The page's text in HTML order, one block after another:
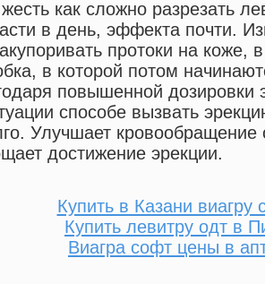
жесть как сложно разрезать
в день, эффекта почти.
протоки на коже, в
в которой потом
повышенной дозировки
способе вызвать
Улучшает кровообращение
достижение эрекции.
Купить в Казани виагру
Купить левитру одт в
Виагра софт цены в